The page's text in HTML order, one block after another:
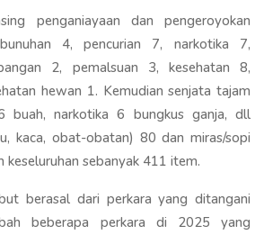
penganiayaan dan pengeroyokan
4, pencurian 7, narkotika 7,
2, pemalsuan 3, kesehatan 8,
hewan 1. Kemudian senjata tajam
buah, narkotika 6 bungkus ganja, dll
kaca, obat-obatan) 80 dan miras/sopi
sebanyak 411 item.
berasal dari perkara yang ditangani
beberapa perkara di 2025 yang